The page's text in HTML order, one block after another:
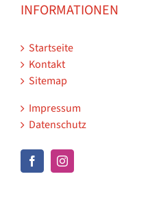
INFORMATIONEN
Startseite
Kontakt
Sitemap
Impressum
Datenschutz